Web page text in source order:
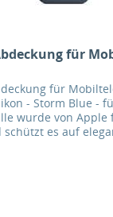
für
für
- Storm Blue -
wurde von Apple
es auf